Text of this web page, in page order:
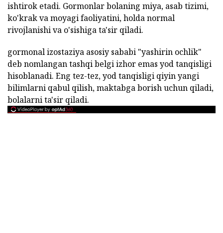
ishtirok etadi. Gormonlar bolaning miya, asab tizimi,
ko'krak va moyagi faoliyatini, holda normal
rivojlanishi va o'sishiga ta'sir qiladi.
gormonal izostaziya asosiy sababi "yashirin ochlik"
deb nomlangan tashqi belgi izhor emas yod tanqisligi
hisoblanadi. Eng tez-tez, yod tanqisligi qiyin yangi
bilimlarni qabul qilish, maktabga borish uchun qiladi,
bolalarni ta'sir qiladi.